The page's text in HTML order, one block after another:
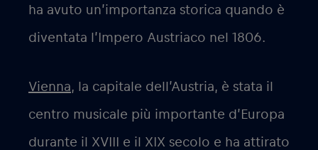
ha avuto un’importanza storica quando è
diventata l’Impero Austriaco nel 1806.
Vienna, la capitale dell’Austria, è stata il
centro musicale più importante d’Europa
durante il XVIII e il XIX secolo e ha attirato